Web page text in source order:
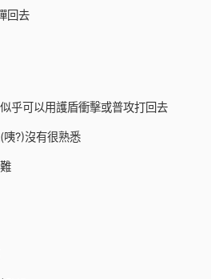
回去
乎可以用護盾衝擊或普攻打回去
?)沒有很熟悉